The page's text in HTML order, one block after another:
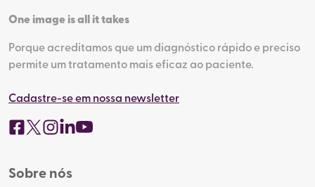
One image is all it takes
Porque acreditamos que um diagnóstico rápido e preciso
permite um tratamento mais eficaz ao paciente.
Cadastre-se em nossa newsletter
Sobre nós